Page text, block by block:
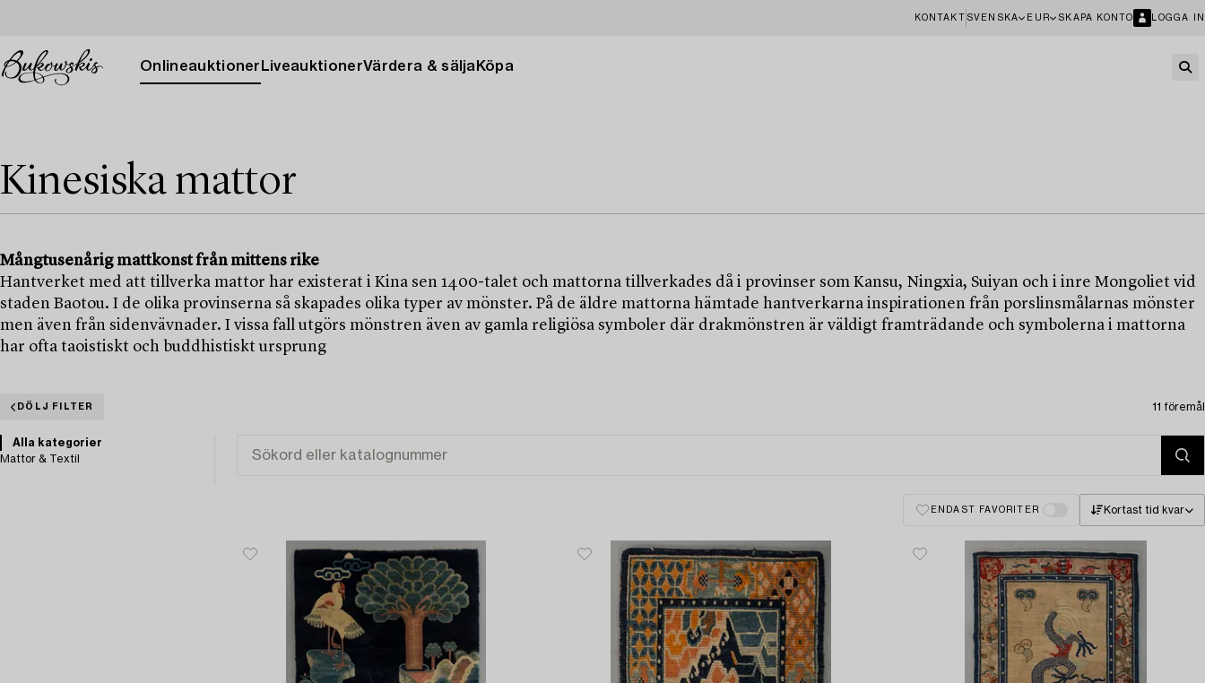
KONTAKT SVENSKA EUR SKAPA KONTO LOGGA IN
Onlineauktioner LiveauktionerVärdera & sälja Köpa
Kinesiska mattor
Mångtusenårig mattkonst från mittens rike
Hantverket med att tillverka mattor har existerat i Kina sen 1400-talet och mattorna tillverkades då i provinser som Kansu, Ningxia, Suiyan och i inre Mongoliet vid
staden Baotou. I de olika provinserna så skapades olika typer av mönster. På de äldre mattorna hämtade hantverkarna inspirationen från porslinsmålarnas mönster
men även från sidenvävnader. I vissa fall utgörs mönstren även av gamla religiösa symboler där drakmönstren är väldigt framträdande och symbolerna i mattorna
har ofta taoistiskt och buddhistiskt ursprung
DÖLJ FILTER 11 föremål
Alla kategorier
Mattor & Textil
ENDAST FAVORITER Kortast tid kvar